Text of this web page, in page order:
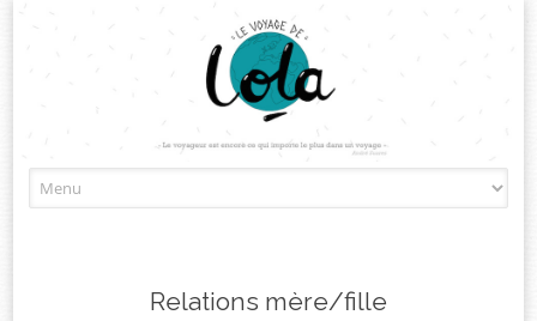
to
Relations mère/fille